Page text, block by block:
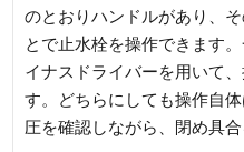
のとおりハンドルがあり、
とで止水栓を操作できます
イナスドライバーを用いて
す。どちらにしても操作自
圧を確認しながら、閉め具